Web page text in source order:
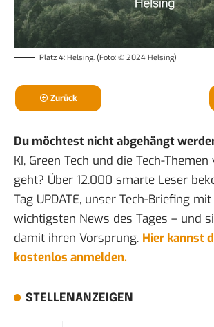
Platz 4: Helsing. (Foto: © 2024 Helsing)
Zurück
Du möchtest nicht abgehängt
KI, Green Tech und die Tech-
geht? Über 12.000 smarte Leser
Tag UPDATE, unser Tech-Briefing
wichtigsten News des Tages – und
damit ihren Vorsprung. Hier kannst
kostenlos anmelden.
STELLENANZEIGEN